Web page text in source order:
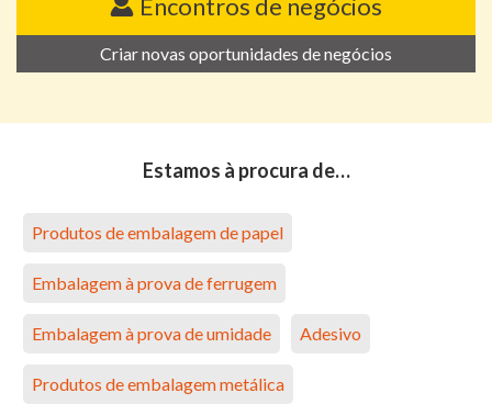
Encontros de negócios
Criar novas oportunidades de negócios
Estamos à procura de…
Produtos de embalagem de papel
Embalagem à prova de ferrugem
Embalagem à prova de umidade Adesivo
Produtos de embalagem metálica